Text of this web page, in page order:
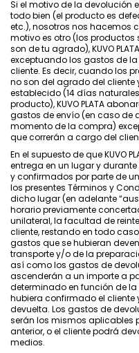
Si el motivo de la devolución
todo bien (el producto es
etc.), nosotros nos hacemos
motivo es otro (los productos
son de tu agrado), KUVO
exceptuando los gastos de
cliente. Es decir, cuando los
no son del agrado del cliente
establecido (14 días
producto), KUVO PLATA
gastos de envío (en caso de
momento de la compra)
que correrán a cargo del
En el supuesto de que KUVO
entrega en un lugar y
y confirmados por parte de
los presentes Términos y
dicho lugar (en adelante
horario previamente
unilateral, la facultad de
cliente, restando en todo
gastos que se hubieran
transporte y/o de la
así como los gastos de
ascenderán a un importe a
determinado en función de
hubiera confirmado el
devuelta. Los gastos de
serán los mismos aplicables
anterior, o el cliente podrá
medios.